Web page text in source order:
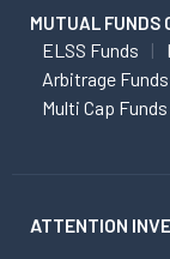
MUTUAL FUNDS
ELSS Funds
Arbitrage Funds
Multi Cap Funds
ATTENTION